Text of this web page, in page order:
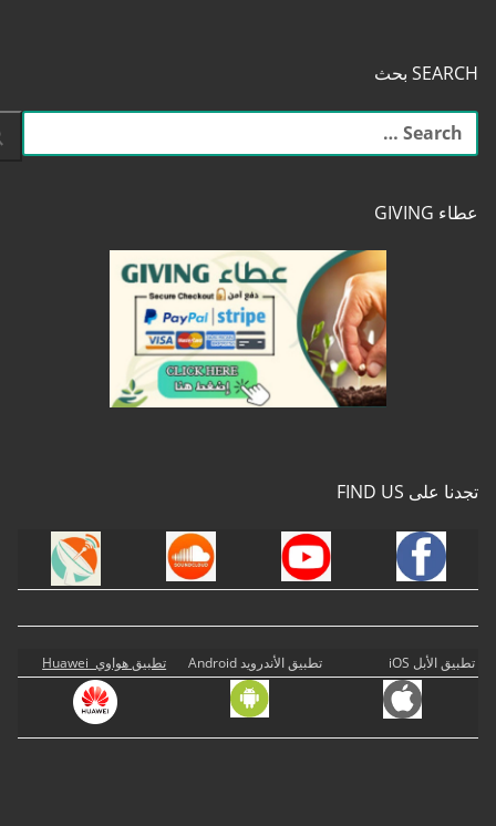
SEARCH بحث
البحث
عن:
عطاء GIVING
تجدنا على FIND US
تطبيق الأبل iOS تطبيق الأندرويد Android تطبيق هواوي Huawei